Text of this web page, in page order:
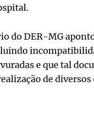
do DER-MG
e que tal
de diversos